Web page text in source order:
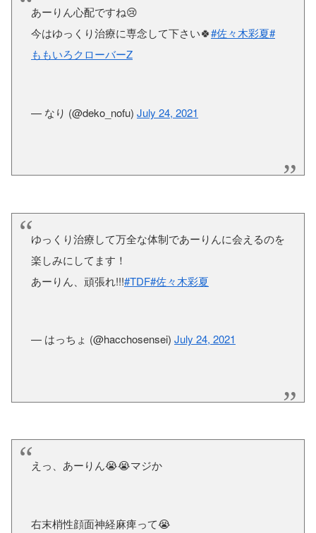
あーりん心配ですね😢
今はゆっくり治療に専念して下さい🍀#佐々木彩夏#
ももいろクローバーZ
— なり (@deko_nofu) July 24, 2021
ゆっくり治療して万全な体制であーりんに会えるのを
楽しみにしてます！
あーりん、頑張れ!!!#TDF#佐々木彩夏
— はっちょ (@hacchosensei) July 24, 2021
えっ、あーりん😭😭マジか
右末梢性顔面神経麻痺って😭